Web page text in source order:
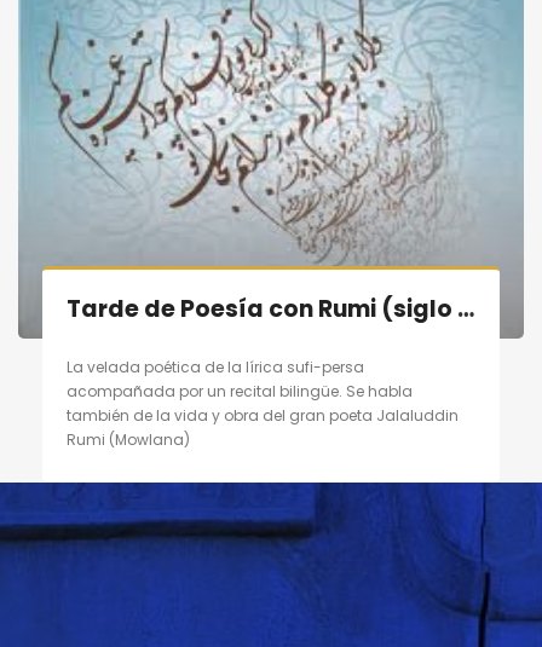
Tarde de Poesía con Rumi (siglo XIII) en Madrid el 10/09/11
La velada poética de la lírica sufi-persa
acompañada por un recital bilingüe. Se habla
también de la vida y obra del gran poeta Jalaluddin
Rumi (Mowlana)